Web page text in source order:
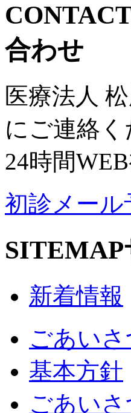
合わせ
医療法人
にご連絡く
24時間
初診メール
SITEMAP
新着情報
ごあいさ
基本方針
ごあいさ